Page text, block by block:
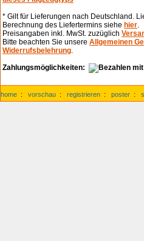
* Gilt für Lieferungen nach Deutschland.
Berechnung des Liefertermins siehe hier.
Preisangaben inkl. MwSt. zuzüglich
Bitte beachten Sie unsere Allgemeinen
Widerrufsbelehrung.
Zahlungsmöglichkeiten:
home : vorschau : registrieren : poster :